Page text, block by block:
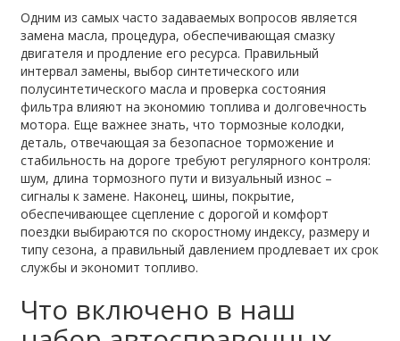
Одним из самых часто задаваемых вопросов является
замена масла,процедура, обеспечивающая смазку
двигателя и продление его ресурса. Правильный
интервал замены, выбор синтетического или
полусинтетического масла и проверка состояния
фильтра влияют на экономию топлива и долговечность
мотора. Еще важнее знать, что тормозные колодки,
деталь, отвечающая за безопасное торможение и
стабильность на дороге требуют регулярного контроля:
шум, длина тормозного пути и визуальный износ –
сигналы к замене. Наконец,шины,покрытие,
обеспечивающее сцепление с дорогой и комфорт
поездки выбираются по скоростному индексу, размеру и
типу сезона, а правильный давлением продлевает их срок
службы и экономит топливо.
Что включено в наш